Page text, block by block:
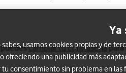
puedescambiar tu contraseñapara
Ya
usamos cookies propias y de
ofreciendo una publicidad más
tu consentimiento sin problema en las